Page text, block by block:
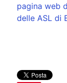
pagina web
delle ASL di